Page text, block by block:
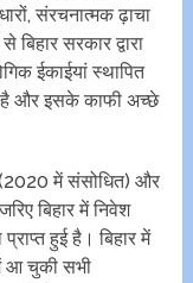
संरचनात्मक ढ़ाचा
सरकार द्वारा
ईकाईयां स्थापित
है और इसके काफी अच्छे
(2020 में संसोधित) और
बिहार में निवेश
हुई है। बिहार में
में आ चुकी सभी